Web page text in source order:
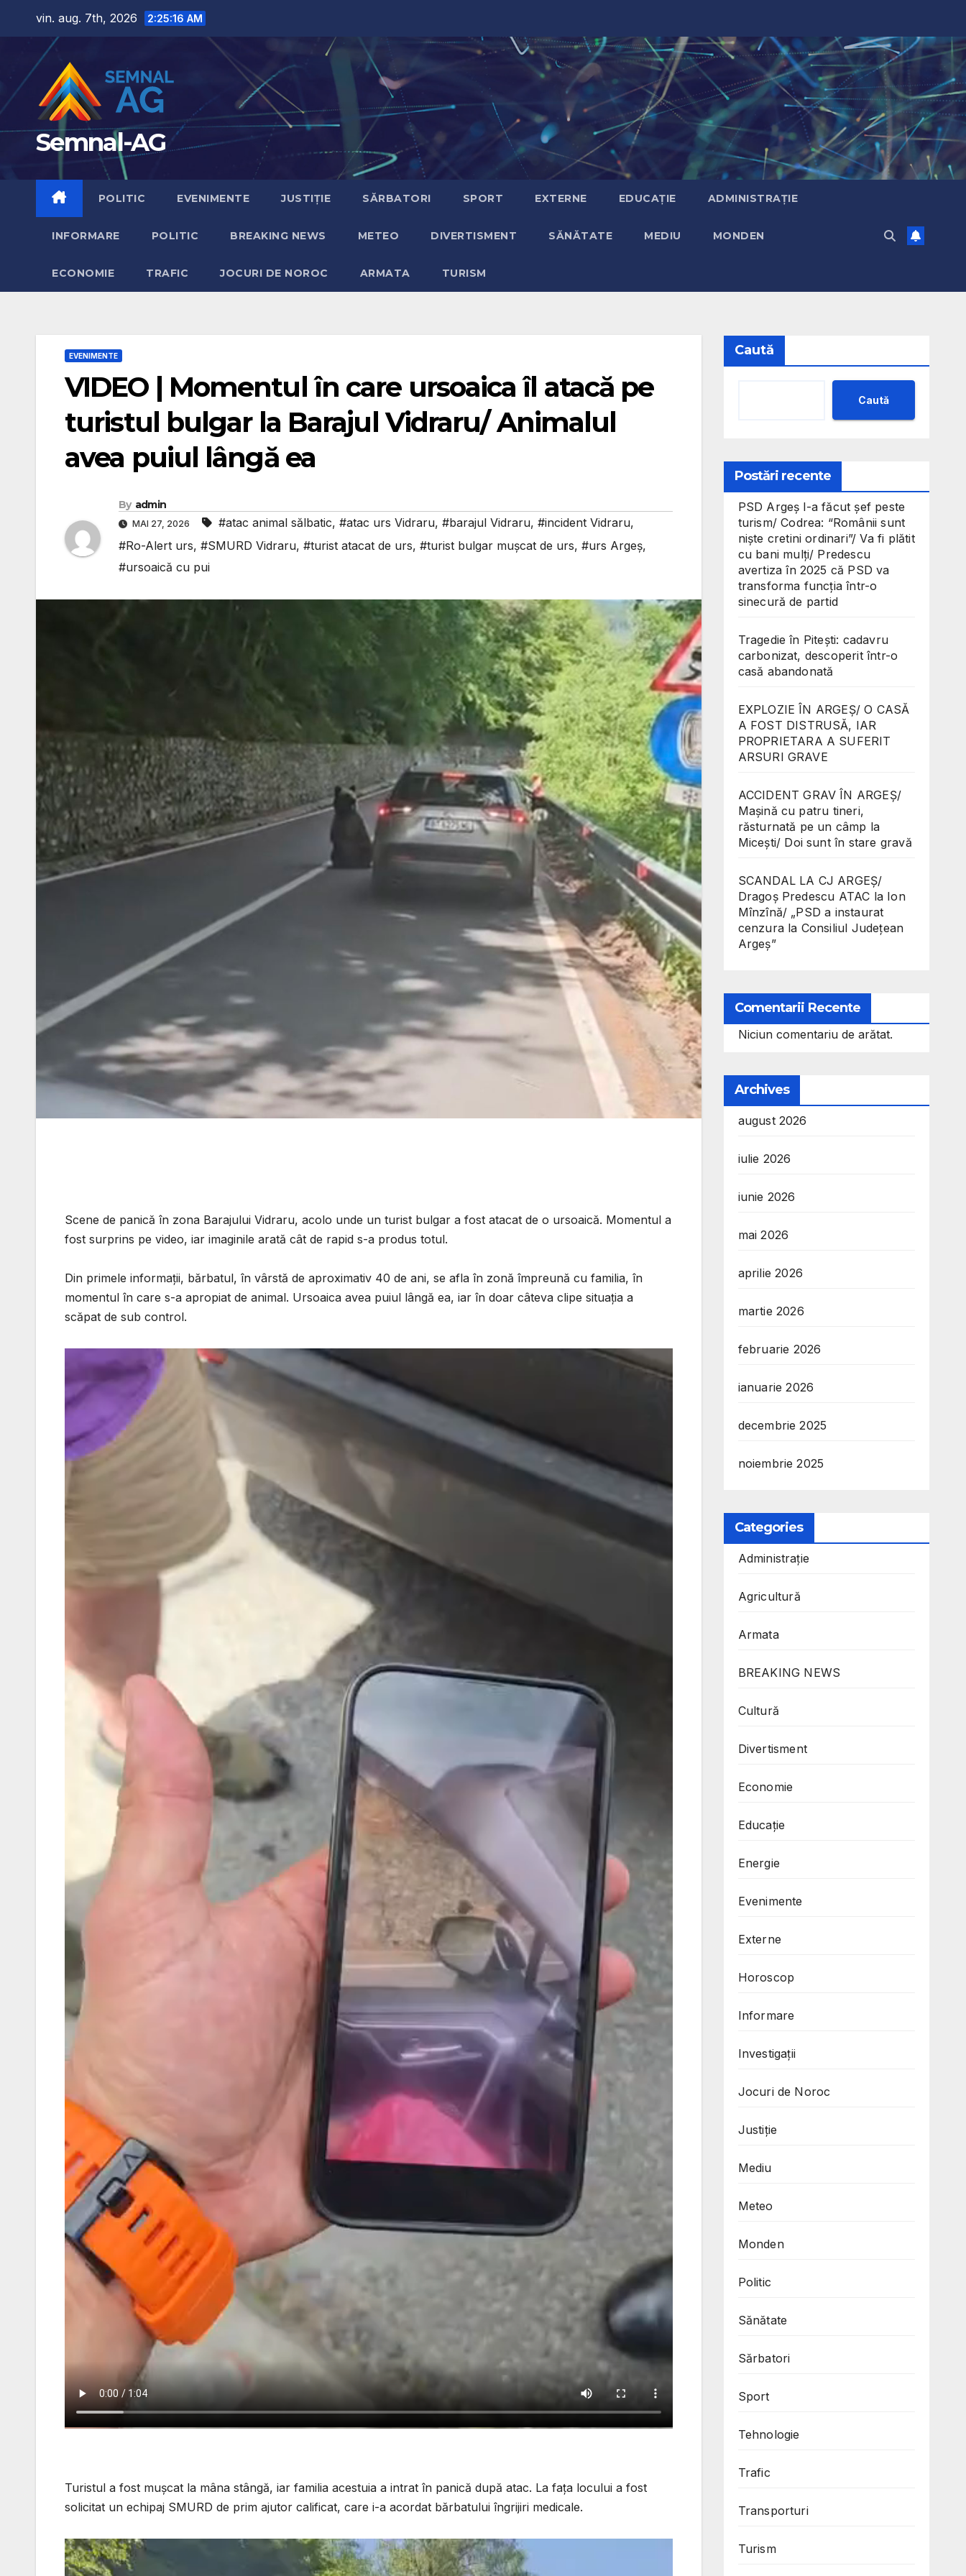
vin. aug. 7th, 2026 2:25:18 AM
Semnal-AG
POLITIC EVENIMENTE JUSTIȚIE SĂRBATORI SPORT EXTERNE EDUCAȚIE ADMINISTRAȚIE
INFORMARE POLITIC BREAKING NEWS METEO DIVERTISMENT SĂNĂTATE MEDIU MONDEN
ECONOMIE TRAFIC JOCURI DE NOROC ARMATA TURISM
EVENIMENTE
VIDEO | Momentul în care ursoaica îl atacă pe
turistul bulgar la Barajul Vidraru/ Animalul
avea puiul lângă ea
By admin
MAI 27, 2026 #atac animal sălbatic, #atac urs Vidraru, #barajul Vidraru, #incident Vidraru,
#Ro-Alert urs, #SMURD Vidraru, #turist atacat de urs, #turist bulgar mușcat de urs, #urs Argeș,
#ursoaică cu pui
Scene de panică în zona Barajului Vidraru, acolo unde un turist bulgar a fost atacat de o ursoaică. Momentul a
fost surprins pe video, iar imaginile arată cât de rapid s-a produs totul.
Din primele informații, bărbatul, în vârstă de aproximativ 40 de ani, se afla în zonă împreună cu familia, în
momentul în care s-a apropiat de animal. Ursoaica avea puiul lângă ea, iar în doar câteva clipe situația a
scăpat de sub control.
Turistul a fost mușcat la mâna stângă, iar familia acestuia a intrat în panică după atac. La fața locului a fost
solicitat un echipaj SMURD de prim ajutor calificat, care i-a acordat bărbatului îngrijiri medicale.
Caută
Caută
Postări recente
PSD Argeș l-a făcut șef peste
turism/ Codrea: “Românii sunt
niște cretini ordinari”/ Va fi plătit
cu bani mulți/ Predescu
avertiza în 2025 că PSD va
transforma funcția într-o
sinecură de partid
Tragedie în Pitești: cadavru
carbonizat, descoperit într-o
casă abandonată
EXPLOZIE ÎN ARGEȘ/ O CASĂ
A FOST DISTRUSĂ, IAR
PROPRIETARA A SUFERIT
ARSURI GRAVE
ACCIDENT GRAV ÎN ARGEȘ/
Mașină cu patru tineri,
răsturnată pe un câmp la
Micești/ Doi sunt în stare gravă
SCANDAL LA CJ ARGEȘ/
Dragoș Predescu ATAC la Ion
Mînzînă/ „PSD a instaurat
cenzura la Consiliul Județean
Argeș”
Comentarii Recente
Niciun comentariu de arătat.
Archives
august 2026
iulie 2026
iunie 2026
mai 2026
aprilie 2026
martie 2026
februarie 2026
ianuarie 2026
decembrie 2025
noiembrie 2025
Categories
Administrație
Agricultură
Armata
BREAKING NEWS
Cultură
Divertisment
Economie
Educație
Energie
Evenimente
Externe
Horoscop
Informare
Investigații
Jocuri de Noroc
Justiție
Mediu
Meteo
Monden
Politic
Sănătate
Sărbatori
Sport
Tehnologie
Trafic
Transporturi
Turism